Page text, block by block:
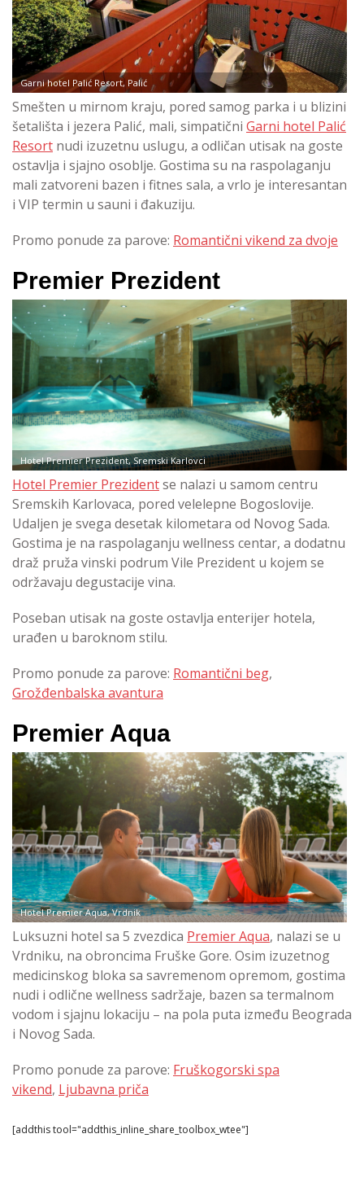
Garni hotel Palić Resort, Palić
Smešten u mirnom kraju, pored samog parka i u blizini
šetališta i jezera Palić, mali, simpatični Garni hotel Palić
Resort nudi izuzetnu uslugu, a odličan utisak na goste
ostavlja i sjajno osoblje. Gostima su na raspolaganju
mali zatvoreni bazen i fitnes sala, a vrlo je interesantan
i VIP termin u sauni i đakuziju.
Promo ponude za parove: Romantični vikend za dvoje
Premier Prezident
Hotel Premier Prezident, Sremski Karlovci
Hotel Premier Prezidentse nalazi u samom centru
Sremskih Karlovaca, pored velelepne Bogoslovije.
Udaljen je svega desetak kilometara od Novog Sada.
Gostima je na raspolaganju wellness centar, a dodatnu
draž pruža vinski podrum Vile Prezident u kojem se
održavaju degustacije vina.
Poseban utisak na goste ostavlja enterijer hotela,
urađen u baroknom stilu.
Promo ponude za parove: Romantični beg,
Grožđenbalska avantura
Premier Aqua
Hotel Premier Aqua, Vrdnik
Luksuzni hotel sa 5 zvezdica Premier Aqua, nalazi se u
Vrdniku, na obroncima Fruške Gore. Osim izuzetnog
medicinskog bloka sa savremenom opremom, gostima
nudi i odlične wellness sadržaje, bazen sa termalnom
vodom i sjajnu lokaciju – na pola puta između Beograda
i Novog Sada.
Promo ponude za parove: Fruškogorski spa
vikend, Ljubavna priča
[addthis tool="addthis_inline_share_toolbox_wtee"]